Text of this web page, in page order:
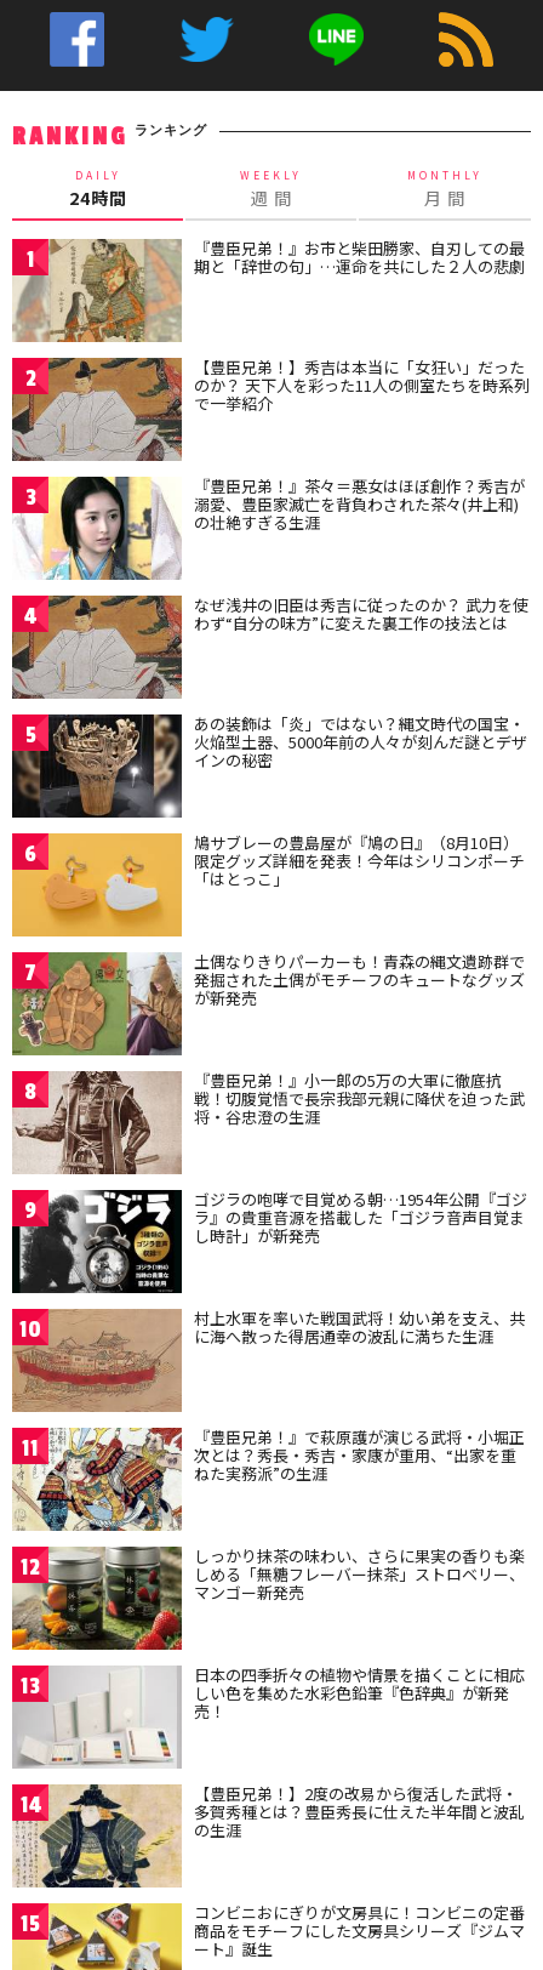
RANKING ランキング
DAILY
24時間
WEEKLY
週 間
MONTHLY
月 間
1 『豊臣兄弟！』お市と柴田勝家、自刃しての最
期と「辞世の句」…運命を共にした２人の悲劇
2 【豊臣兄弟！】秀吉は本当に「女狂い」だった
のか？ 天下人を彩った11人の側室たちを時系列
で一挙紹介
3 『豊臣兄弟！』茶々＝悪女はほぼ創作？秀吉が
溺愛、豊臣家滅亡を背負わされた茶々(井上和)
の壮絶すぎる生涯
4 なぜ浅井の旧臣は秀吉に従ったのか？ 武力を使
わず“自分の味方”に変えた裏工作の技法とは
5 あの装飾は「炎」ではない？縄文時代の国宝・
火焔型土器、5000年前の人々が刻んだ謎とデザ
インの秘密
6 鳩サブレーの豊島屋が『鳩の日』（8月10日）
限定グッズ詳細を発表！今年はシリコンポーチ
「はとっこ」
7 土偶なりきりパーカーも！青森の縄文遺跡群で
発掘された土偶がモチーフのキュートなグッズ
が新発売
8 『豊臣兄弟！』小一郎の5万の大軍に徹底抗
戦！切腹覚悟で長宗我部元親に降伏を迫った武
将・谷忠澄の生涯
9 ゴジラの咆哮で目覚める朝…1954年公開『ゴジ
ラ』の貴重音源を搭載した「ゴジラ音声目覚ま
し時計」が新発売
10 村上水軍を率いた戦国武将！幼い弟を支え、共
に海へ散った得居通幸の波乱に満ちた生涯
11 『豊臣兄弟！』で萩原護が演じる武将・小堀正
次とは？秀長・秀吉・家康が重用、“出家を重
ねた実務派”の生涯
12 しっかり抹茶の味わい、さらに果実の香りも楽
しめる「無糖フレーバー抹茶」ストロベリー、
マンゴー新発売
13 日本の四季折々の植物や情景を描くことに相応
しい色を集めた水彩色鉛筆『色辞典』が新発
売！
14 【豊臣兄弟！】2度の改易から復活した武将・
多賀秀種とは？豊臣秀長に仕えた半年間と波乱
の生涯
15 コンビニおにぎりが文房具に！コンビニの定番
商品をモチーフにした文房具シリーズ『ジムマ
ート』誕生